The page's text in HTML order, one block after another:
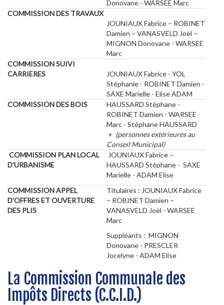
Donovane - WARSEE Marc
COMMISSION DES TRAVAUX
JOUNIAUX Fabrice – ROBINET
Damien – VANASVELD Joël –
MIGNON Donovane - WARSEE
Marc
COMMISSION SUIVI
CARRIERES
JOUNIAUX Fabrice - YOL
Stéphanie - ROBINET Damien -
SAXE Marielle - Elise ADAM
COMMISSION DES BOIS
HAUSSARD Stéphane -
ROBINET Damien - WARSEE
Marc - Stéphane HAUSSARD
+ (personnes extérieures au
Conseil Municipal)
COMMISSION PLAN LOCAL
D’URBANISME
JOUNIAUX Fabrice –
HAUSSARD Stéphane - SAXE
Marielle - ADAM Elise
COMMISSION APPEL
D’OFFRES ET OUVERTURE
DES PLIS
Titulaires : JOUNIAUX Fabrice
– ROBINET Damien –
VANASVELD Joël - WARSEE
Marc
Suppléants : MIGNON
Donovane - PRESCLER
Jocelyne - ADAM Elise
La Commission Communale des
Impôts Directs (C.C.I.D.)